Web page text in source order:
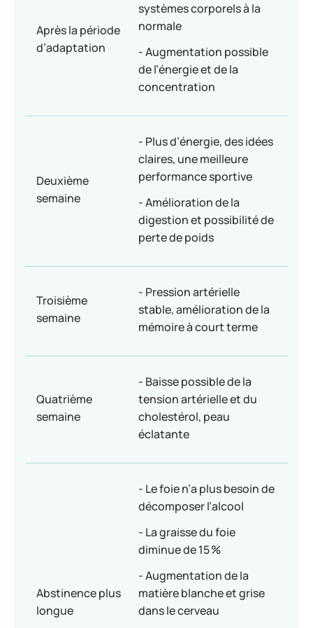
Après la période
d’adaptation
systèmes corporels à la
normale
- Augmentation possible
de l’énergie et de la
concentration
Deuxième
semaine
- Plus d’énergie, des idées
claires, une meilleure
performance sportive
- Amélioration de la
digestion et possibilité de
perte de poids
Troisième
semaine
- Pression artérielle
stable, amélioration de la
mémoire à court terme
Quatrième
semaine
- Baisse possible de la
tension artérielle et du
cholestérol, peau
éclatante
Abstinence plus
longue
- Le foie n’a plus besoin de
décomposer l’alcool
- La graisse du foie
diminue de 15 %
- Augmentation de la
matière blanche et grise
dans le cerveau